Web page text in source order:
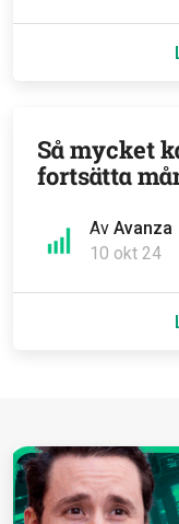
Av Avanza
10 okt 24
Så mycket
fortsätta